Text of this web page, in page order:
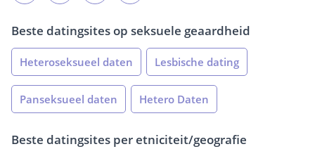
Beste datingsites op seksuele geaardheid
Heteroseksueel daten Lesbische dating
Panseksueel daten Hetero Daten
Beste datingsites per etniciteit/geografie